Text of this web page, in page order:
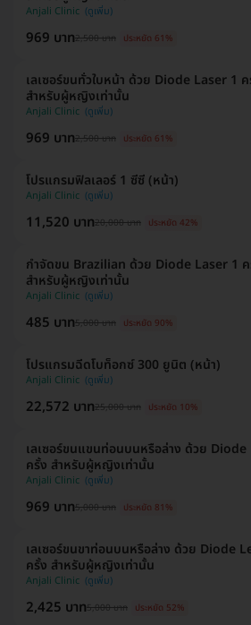
Anjali Clinic
969 บาท2,500 บาท ประหยัด 61%
เลเซอร์ขนทั่วใบหน้า ด้วย Diode Laser 1 ค
สำหรับผู้หญิงเท่านั้น
Anjali Clinic
969 บาท2,500 บาท ประหยัด 61%
โปรแกรมฟิลเลอร์ 1 ซีซี (หน้า)
Anjali Clinic
11,520 บาท20,000 บาท ประหยัด 42%
กำจัดขน Brazilian ด้วย Diode Laser 1
สำหรับผู้หญิงเท่านั้น
Anjali Clinic
485 บาท5,000 บาท ประหยัด 90%
โปรแกรมฉีดโบท็อกซ์ 300 ยูนิต (หน้า)
Anjali Clinic
22,572 บาท25,000 บาท ประหยัด 10%
เลเซอร์ขนแขนท่อนบนหรือล่าง ด้วย Diode
ครั้ง สำหรับผู้หญิงเท่านั้น
Anjali Clinic
969 บาท5,000 บาท ประหยัด 81%
เลเซอร์ขนขาท่อนบนหรือล่าง ด้วย Diode
ครั้ง สำหรับผู้หญิงเท่านั้น
Anjali Clinic
2,425 บาท5,000 บาท ประหยัด 52%